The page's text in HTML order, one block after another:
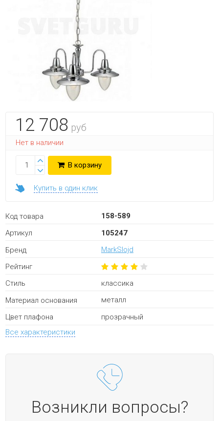
12 708 руб
Нет в наличии
В корзину
Купить в один клик
Код товара
158-589
Артикул
105247
Бренд
MarkSlojd
Рейтинг
Стиль
классика
Материал основания
металл
Цвет плафона
прозрачный
Все характеристики
Возникли вопросы?